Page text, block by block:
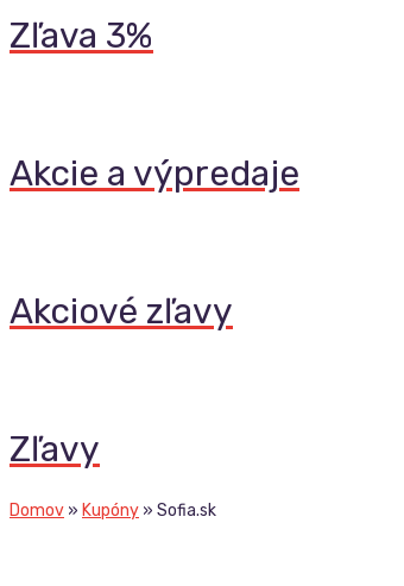
Zľava 3%
Akcie a výpredaje
Akciové zľavy
Zľavy
Domov » Kupóny » Sofia.sk